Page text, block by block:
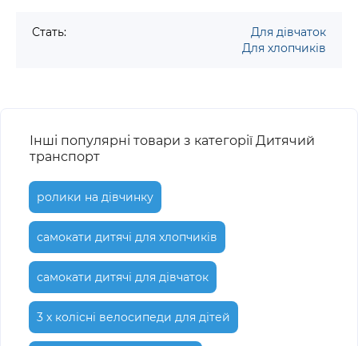
Стать:
Для дівчаток
Для хлопчиків
Інші популярні товари з категорії Дитячий
транспорт
ролики на дівчинку
самокати дитячі для хлопчиків
самокати дитячі для дівчаток
3 х колісні велосипеди для дітей